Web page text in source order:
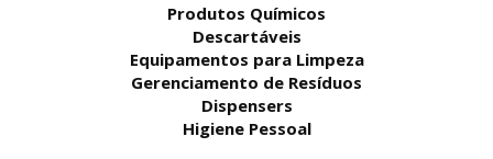
Produtos Químicos
Descartáveis
Equipamentos para Limpeza
Gerenciamento de Resíduos
Dispensers
Higiene Pessoal